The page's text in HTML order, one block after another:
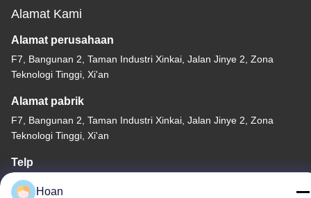
Alamat Kami
Alamat perusahaan
F7, Bangunan 2, Taman Industri Xinkai, Jalan Jinye 2, Zona
Teknologi Tinggi, Xi'an
Alamat pabrik
F7, Bangunan 2, Taman Industri Xinkai, Jalan Jinye 2, Zona
Teknologi Tinggi, Xi'an
Telp
86--18740357801
Hoan